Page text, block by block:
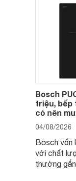
Bosch
triệu, bếp
có nên
04/08/2026
Bosch vốn
với chất
thường